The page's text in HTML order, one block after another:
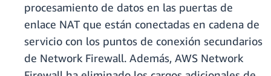
procesamiento de datos en las puertas de
enlace NAT que están conectadas en cadena de
servicio con los puntos de conexión secundarios
de Network Firewall. Además, AWS Network